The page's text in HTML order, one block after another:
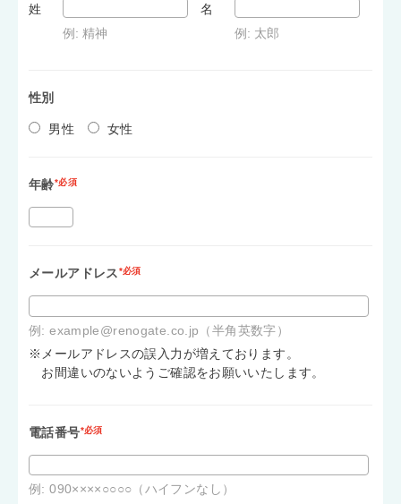
姓
例: 精神
名
例: 太郎
性別
男性 女性
年齢*必須
メールアドレス*必須
例: example@renogate.co.jp（半角英数字）
※メールアドレスの誤入力が増えております。
お間違いのないようご確認をお願いいたします。
電話番号*必須
例: 090××××○○○○（ハイフンなし）